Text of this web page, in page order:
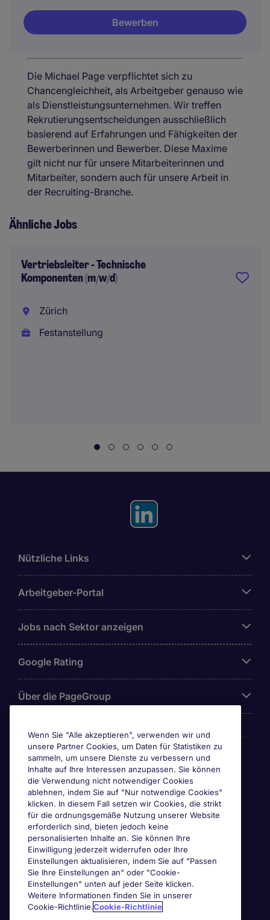
Bewerben
Die Michael Page verpflichtet sich zu
Chancengleichheit, als Arbeitgeber genauso wie
als Dienstleistungsunternehmen. Wir treffen
Rekrutierungsentscheidungen ausschließlich
basierend auf Erfahrungen und Fähigkeiten der
Bewerberinnen und Bewerber. Diese Maxime
gilt nicht nur für unsere Mitarbeiterinnen und
Mitarbeiter, sondern auch für unsere Arbeit in
der Recruiting-Branche.
Ähnliche Jobs
Vertriebsleiter - Technische
Komponenten (m/w/d)
Zürich
Festanstellung
Nützliche Links
Arbeitgeber-Portal
Jobs nach Sektor anzeigen
Google Rating
Über die PageGroup
Awards
Wenn Sie "Alle akzeptieren", verwenden wir und
unsere Partner Cookies, um Daten für Statistiken zu
sammeln, um unsere Dienste zu verbessern und
Inhalte auf Ihre Interessen anzupassen. Sie können
die Verwendung nicht notwendiger Cookies
ablehnen, indem Sie auf "Nur notwendige Cookies"
klicken. In diesem Fall setzen wir Cookies, die strikt
für die ordnungsgemäße Nutzung unserer Website
erforderlich sind, bieten jedoch keine
personalisierten Inhalte an. Sie können Ihre
Einwilligung jederzeit widerrufen oder Ihre
Einstellungen aktualisieren, indem Sie auf "Passen
Sie Ihre Einstellungen an" oder "Cookie-
Einstellungen" unten auf jeder Seite klicken.
Weitere Informationen finden Sie in unserer
Cookie-Richtlinie.Cookie-Richtlinie